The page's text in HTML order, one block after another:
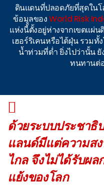
ดินแดนที่ปลอดภัยที่สุดในโ
ข้อมูลของWorld Risk
แห่งนี้ตั้งอยู่ห่างจากเขตแผ่น
เฮอร์ริเคนหรือไต้ฝุ่น รวมทั้
น้ำท่วมที่ต่ำ ยิ่งไปว่านั้น
ทนทานต่
ด้วยระบบประชาธิ
แลนด์มีแต่ความสง
ไกล จึงไม่ได้รับผ
แย้งของโลก